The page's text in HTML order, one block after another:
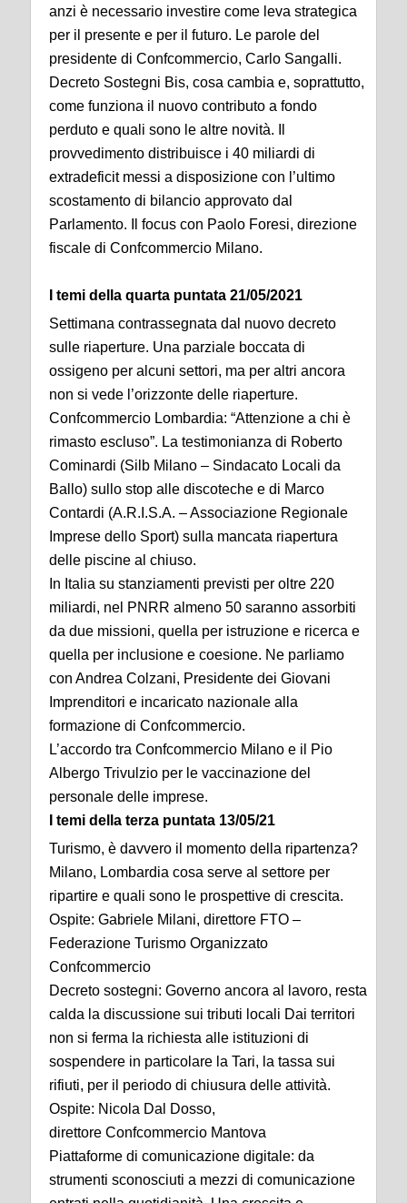
anzi è necessario investire come leva strategica
per il presente e per il futuro. Le parole del
presidente di Confcommercio, Carlo Sangalli.
Decreto Sostegni Bis, cosa cambia e, soprattutto,
come funziona il nuovo contributo a fondo
perduto e quali sono le altre novità. Il
provvedimento distribuisce i 40 miliardi di
extradeficit messi a disposizione con l’ultimo
scostamento di bilancio approvato dal
Parlamento. Il focus con Paolo Foresi, direzione
fiscale di Confcommercio Milano.
I temi della quarta puntata 21/05/2021
Settimana contrassegnata dal nuovo decreto
sulle riaperture. Una parziale boccata di
ossigeno per alcuni settori, ma per altri ancora
non si vede l’orizzonte delle riaperture.
Confcommercio Lombardia: “Attenzione a chi è
rimasto escluso”. La testimonianza di Roberto
Cominardi (Silb Milano – Sindacato Locali da
Ballo) sullo stop alle discoteche e di Marco
Contardi (A.R.I.S.A. – Associazione Regionale
Imprese dello Sport) sulla mancata riapertura
delle piscine al chiuso.
In Italia su stanziamenti previsti per oltre 220
miliardi, nel PNRR almeno 50 saranno assorbiti
da due missioni, quella per istruzione e ricerca e
quella per inclusione e coesione. Ne parliamo
con Andrea Colzani, Presidente dei Giovani
Imprenditori e incaricato nazionale alla
formazione di Confcommercio.
L’accordo tra Confcommercio Milano e il Pio
Albergo Trivulzio per le vaccinazione del
personale delle imprese.
I temi della terza puntata 13/05/21
Turismo, è davvero il momento della ripartenza?
Milano, Lombardia cosa serve al settore per
ripartire e quali sono le prospettive di crescita.
Ospite: Gabriele Milani, direttore FTO –
Federazione Turismo Organizzato
Confcommercio
Decreto sostegni: Governo ancora al lavoro, resta
calda la discussione sui tributi locali Dai territori
non si ferma la richiesta alle istituzioni di
sospendere in particolare la Tari, la tassa sui
rifiuti, per il periodo di chiusura delle attività.
Ospite: Nico la Dal Dosso,
direttore Confcommercio Mantova
Piattaforme di comunicazione digitale: da
strumenti sconosciuti a mezzi di comunicazione